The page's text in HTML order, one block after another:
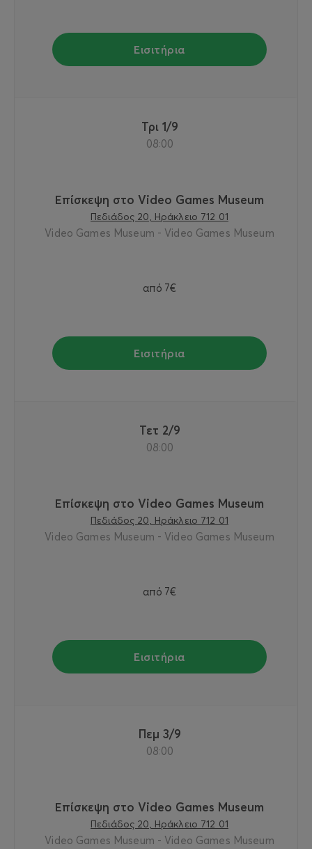
Εισιτήρια
Τρι 1/9
08:00
Επίσκεψη στο Video Games Museum
Πεδιάδος 20, Ηράκλειο 712 01
Video Games Museum - Video Games Museum
από 7€
Εισιτήρια
Τετ 2/9
08:00
Επίσκεψη στο Video Games Museum
Πεδιάδος 20, Ηράκλειο 712 01
Video Games Museum - Video Games Museum
από 7€
Εισιτήρια
Πεμ 3/9
08:00
Επίσκεψη στο Video Games Museum
Πεδιάδος 20, Ηράκλειο 712 01
Video Games Museum - Video Games Museum